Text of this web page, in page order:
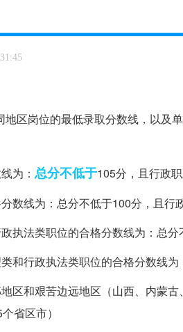
地区岗位的最低录取分数线，以
为： 总分不低于105分，且行政
数线为：总分不低于100分，且行
执法类职位的合格分数线为：总分
和行政执法类职位的合格分数线
区和艰苦边远地区（山西、内蒙
省区市）